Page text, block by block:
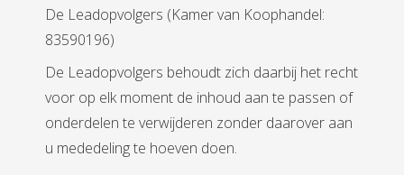
De Leadopvolgers (Kamer van Koophandel:
83590196)
De Leadopvolgers behoudt zich daarbij het recht
voor op elk moment de inhoud aan te passen of
onderdelen te verwijderen zonder daarover aan
u mededeling te hoeven doen.